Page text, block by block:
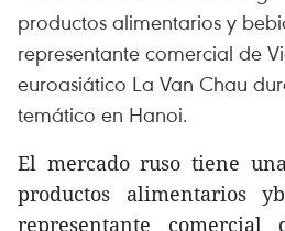
productos alimentarios y
representante comercial de
euroasiático La Van Chau
temático en Hanoi.
El mercado ruso tiene
productos alimentarios
representante